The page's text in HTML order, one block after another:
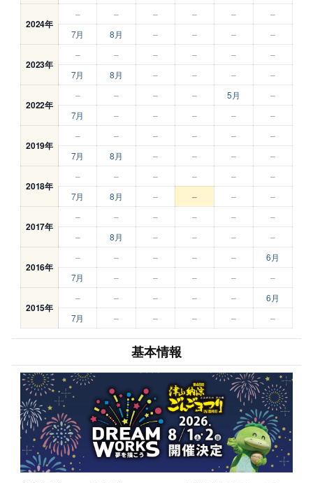
2024年
– – – – –
–
7月
8月 – – – –
2023年
– – – – –
–
7月
8月 – – – –
2022年
– – – – 5月
–
7月
– – – – –
2019年
– – – – –
–
7月
8月 – – – –
2018年
– – – – –
–
7月
8月 – – – –
2017年
– – – – –
–
–
8月 – – – –
2016年
– – – – –
6月
7月
– – – – –
2015年
– – – – –
6月
7月
– – – – –
基本情報